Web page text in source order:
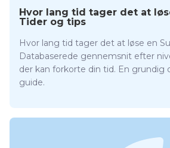
Hvor lang tid tager det at
Tider og tips
Hvor lang tid tager det at løse en
Databaserede gennemsnit efter
der kan forkorte din tid. En
guide.